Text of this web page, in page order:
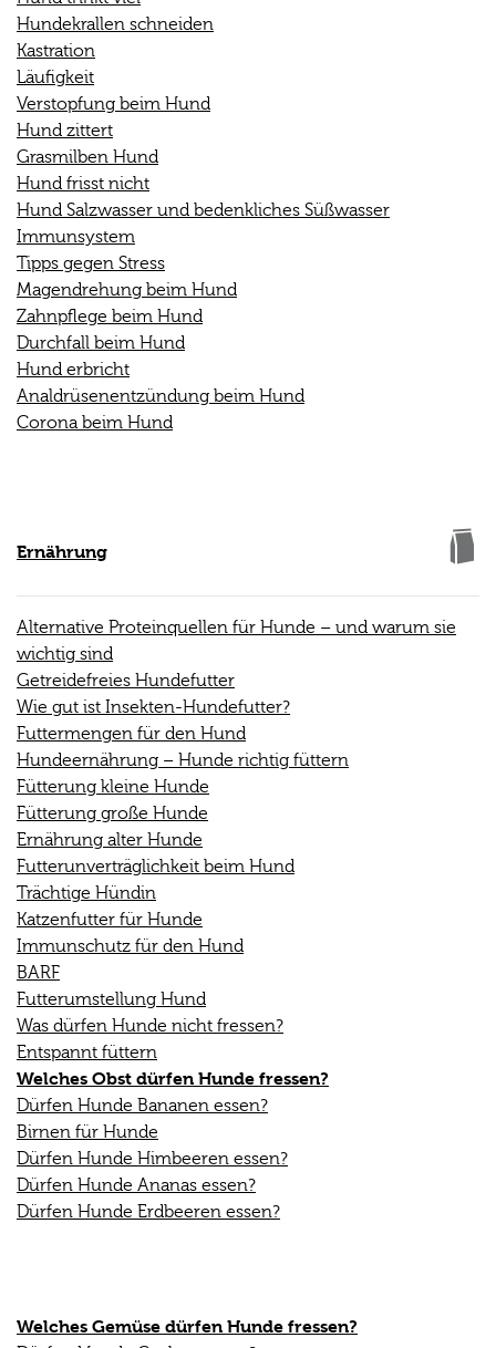
Hundekrallen schneiden
Kastration
Läufigkeit
Verstopfung beim Hund
Hund zittert
Grasmilben Hund
Hund frisst nicht
Hund Salzwasser und bedenkliches Süßwasser
Immunsystem
Tipps gegen Stress
Magendrehung beim Hund
Zahnpflege beim Hund
Durchfall beim Hund
Hund erbricht
Analdrüsenentzündung beim Hund
Corona beim Hund
Ernährung
Alternative Proteinquellen für Hunde – und warum sie
wichtig sind
Getreidefreies Hundefutter
Wie gut ist Insekten-Hundefutter?
Futtermengen für den Hund
Hundeernährung – Hunde richtig füttern
Fütterung kleine Hunde
Fütterung große Hunde
Ernährung alter Hunde
Futterunverträglichkeit beim Hund
Trächtige Hündin
Katzenfutter für Hunde
Immunschutz für den Hund
BARF
Futterumstellung Hund
Was dürfen Hunde nicht fressen?
Entspannt füttern
Welches Obst dürfen Hunde fressen?
Dürfen Hunde Bananen essen?
Birnen für Hunde
Dürfen Hunde Himbeeren essen?
Dürfen Hunde Ananas essen?
Dürfen Hunde Erdbeeren essen?
Welches Gemüse dürfen Hunde fressen?